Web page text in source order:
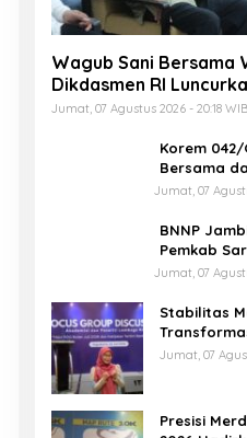
Wagub Sani Bersama
Dikdasmen RI
Bungo Pintar, Dorong
Jumat, 07 Agustus 2026 - 20:18 WIB
Korem
Bersama
Ke-1
Jumat, 07
BNNP
Pemkab
Densus 88
Terorisme,
Jumat, 07
Stabilitas
Jambi
Jumat, 07
Presisi